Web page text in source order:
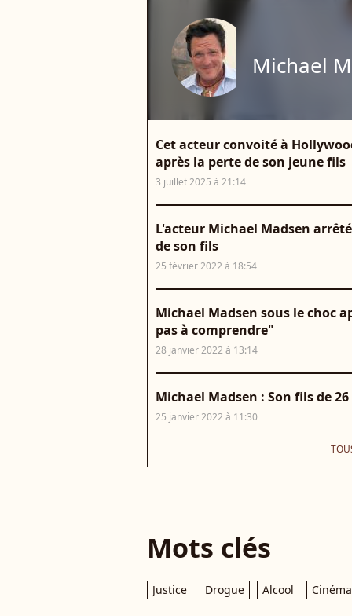
Michael
Cet acteur convoité à
après la perte de son jeune fils
3 juillet 2025 à 21:14
L'acteur Michael Madsen
de son fils
25 février 2022 à 18:54
Michael Madsen sous le choc
pas à comprendre"
28 janvier 2022 à 13:14
Michael Madsen : Son fils de
25 janvier 2022 à 11:30
Mots clés
Justice Drogue Alcool Cinéma